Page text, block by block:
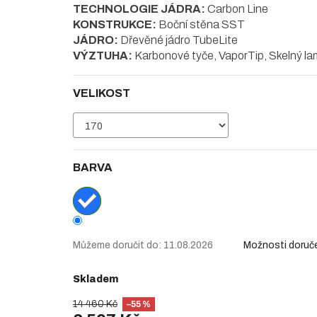
14 460 Kč –55 %
Skladem
VELIKOST
BARVA
Můžeme doručit do: 11.08.2026 Možnosti
TECHNOLOGIE JÁDRA: Carbon Line
KONSTRUKCE: Boční stěna SST
JÁDRO: Dřevěné jádro TubeLite
VÝZTUHA: Karbonové tyče, VaporTip, Skelný